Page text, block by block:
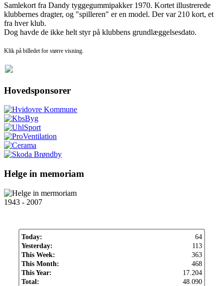
Samlekort fra Dandy tyggegummipakker 1970. Kortet illustrerede
klubbernes dragter, og "spilleren" er en model. Der var 210 kort, et
fra hver klub.
Dog havde de ikke helt styr på klubbens grundlæggelsesdato.
Klik på billedet for større visning.
Hovedsponsorer
Helge in memoriam
1943 - 2007
Today:
64
Yesterday:
113
This Week:
363
This Month:
468
This Year:
17.204
Total:
48.090